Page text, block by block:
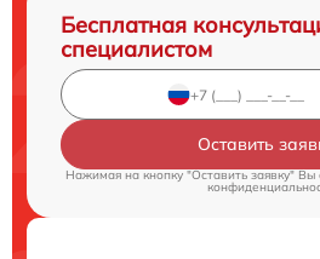
Бесплатная
специалистом
Оставить
Нажимая на кнопку "Оставить заявку" Вы